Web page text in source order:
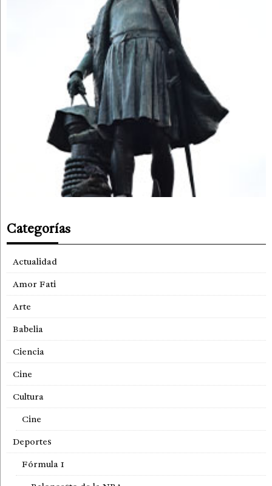
Categorías
Actualidad
Amor Fati
Arte
Babelia
Ciencia
Cine
Cultura
Cine
Deportes
Fórmula 1